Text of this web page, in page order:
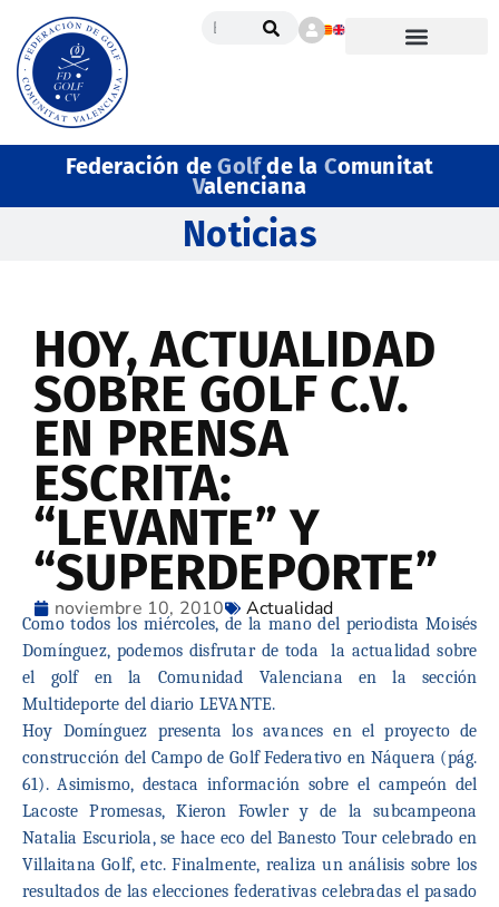
Federación deGolfde la Comunitat
Valenciana
Noticias
HOY, ACTUALIDAD
SOBRE GOLF C.V.
EN PRENSA
ESCRITA:
“LEVANTE” Y
“SUPERDEPORTE”
noviembre 10, 2010 Actualidad
Como todos los miércoles, de la mano del periodista Moisés
Domínguez, podemos disfrutar de toda
la actualidad sobre
el golf en la Comunidad Valenciana en la sección
Multideporte del diario LEVANTE.
Hoy Domínguez presenta los avances en el proyecto de
construcción del Campo de Golf Federativo en Náquera (pág.
61). Asimismo, destaca información sobre el campeón del
Lacoste Promesas, Kieron Fowler y de la subcampeona
Natalia Escuriola, se hace eco del Banesto Tour celebrado en
Villaitana Golf, etc. Finalmente, realiza un análisis sobre los
resultados de las elecciones federativas celebradas el pasado